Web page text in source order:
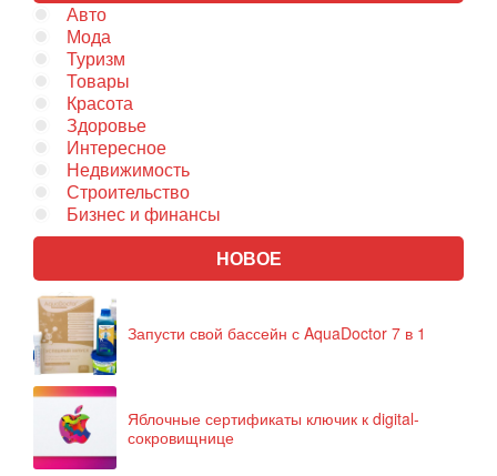
Авто
Мода
Туризм
Товары
Красота
Здоровье
Интересное
Недвижимость
Строительство
Бизнес и финансы
НОВОЕ
Запусти свой бассейн с AquaDoctor 7 в 1
Яблочные сертификаты ключик к digital-
сокровищнице